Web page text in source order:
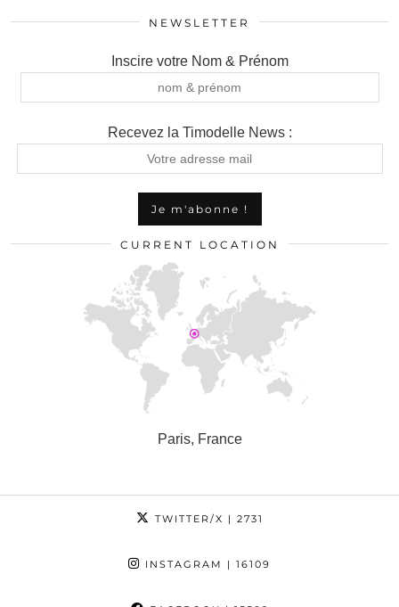
NEWSLETTER
Inscire votre Nom & Prénom
Recevez la Timodelle News :
CURRENT LOCATION
Paris, France
TWITTER/X | 2731
INSTAGRAM | 16109